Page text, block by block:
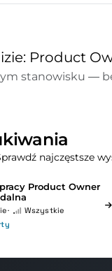
Product
stanowisku —
najczęstsze
Product Owner
Wszystkie